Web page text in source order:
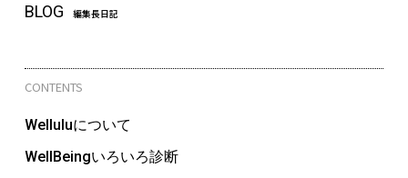
BLOG 編集長日記
CONTENTS
Welluluについて
WellBeingいろいろ診断